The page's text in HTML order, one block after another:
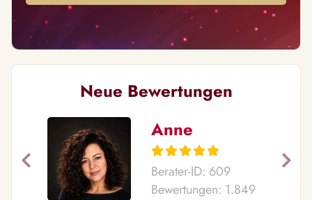
Neue Bewertungen
Anne
Berater-ID: 609
Bewertungen: 1.849